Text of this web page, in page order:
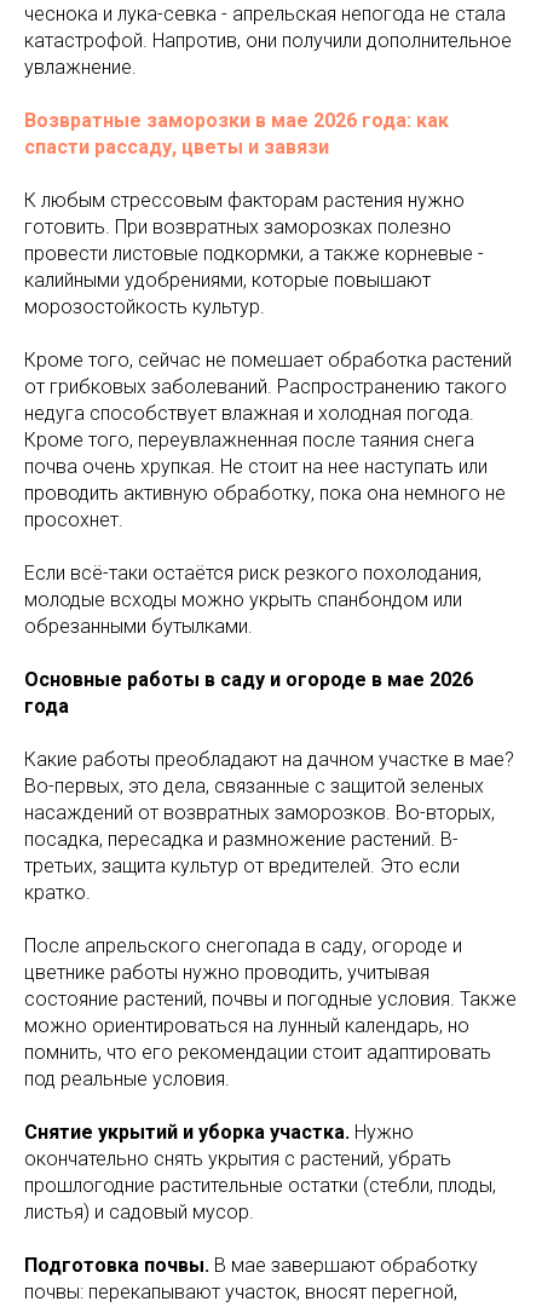
чеснока и лука-севка - апрельская непогода не стала
катастрофой. Напротив, они получили дополнительное
увлажнение.
Возвратные заморозки в мае 2026 года: как
спасти рассаду, цветы и завязи
К любым стрессовым факторам растения нужно
готовить. При возвратных заморозках полезно
провести листовые подкормки, а также корневые -
калийными удобрениями, которые повышают
морозостойкость культур.
Кроме того, сейчас не помешает обработка растений
от грибковых заболеваний. Распространению такого
недуга способствует влажная и холодная погода.
Кроме того, переувлажненная после таяния снега
почва очень хрупкая. Не стоит на нее наступать или
проводить активную обработку, пока она немного не
просохнет.
Если всё-таки остаётся риск резкого похолодания,
молодые всходы можно укрыть спанбондом или
обрезанными бутылками.
Основные работы в саду и огороде в мае 2026
года
Какие работы преобладают на дачном участке в мае?
Во-первых, это дела, связанные с защитой зеленых
насаждений от возвратных заморозков. Во-вторых,
посадка, пересадка и размножение растений. В-
третьих, защита культур от вредителей. Это если
кратко.
После апрельского снегопада в саду, огороде и
цветнике работы нужно проводить, учитывая
состояние растений, почвы и погодные условия. Также
можно ориентироваться на лунный календарь, но
помнить, что его рекомендации стоит адаптировать
под реальные условия.
Снятие укрытий и уборка участка. Нужно
окончательно снять укрытия с растений, убрать
прошлогодние растительные остатки (стебли, плоды,
листья) и садовый мусор.
Подготовка почвы. В мае завершают обработку
почвы: перекапывают участок, вносят перегной,